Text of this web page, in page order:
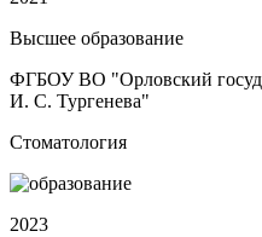
Высшее образование
ФГБОУ ВО "Орловский
И. С. Тургенева"
Стоматология
2023